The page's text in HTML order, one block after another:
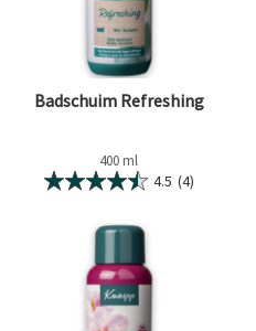
Badschuim Refreshing
400 ml
4.5 (4)